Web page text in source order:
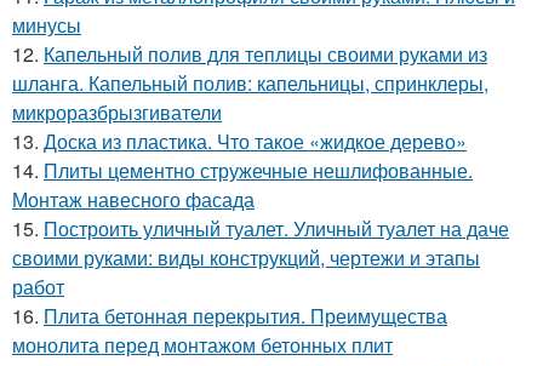
минусы
12. Капельный полив для теплицы своими руками из
шланга. Капельный полив: капельницы, спринклеры,
микроразбрызгиватели
13. Доска из пластика. Что такое «жидкое дерево»
14. Плиты цементно стружечные нешлифованные.
Монтаж навесного фасада
15. Построить уличный туалет. Уличный туалет на даче
своими руками: виды конструкций, чертежи и этапы
работ
16. Плита бетонная перекрытия. Преимущества
монолита перед монтажом бетонных плит